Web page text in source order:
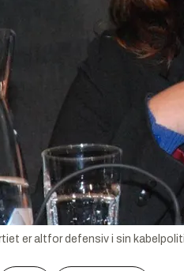
er altfor defensiv i sin